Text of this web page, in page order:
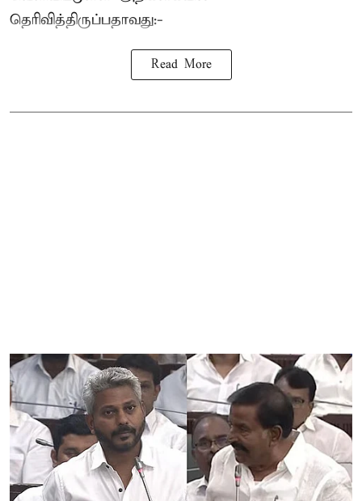
தெரிவித்திருப்பதாவது:-
Read More